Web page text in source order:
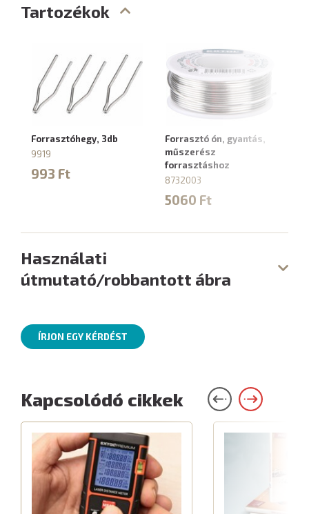
Tartozékok
Forrasztóhegy, 3db
9919
993 Ft
Forrasztó ón, gyantás,
műszerész
forrasztáshoz
8732003
5060 Ft
Használati
útmutató/robbantott ábra
ÍRJON EGY KÉRDÉST
Kapcsolódó cikkek